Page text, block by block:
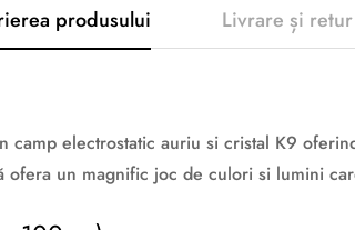
produsului Livrare și retur
electrostatic auriu si cristal K9
un magnific joc de culori si lumini